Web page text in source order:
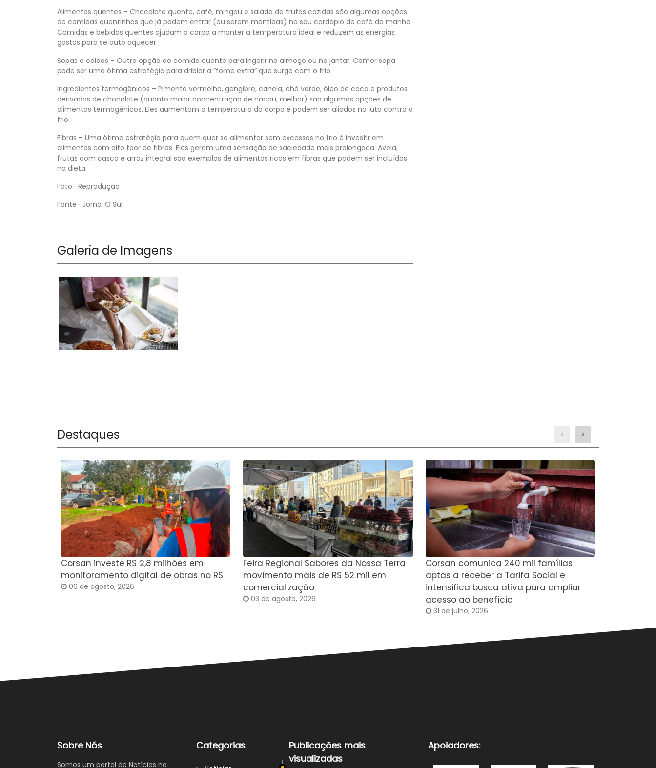
Alimentos quentes – Chocolate quente, café, mingau e salada de frutas cozidas são algumas opções
de comidas quentinhas que já podem entrar (ou serem mantidas) no seu cardápio de café da manhã.
Comidas e bebidas quentes ajudam o corpo a manter a temperatura ideal e reduzem as energias
gastas para se auto aquecer.
Sopas e caldos – Outra opção de comida quente para ingerir no almoço ou no jantar. Comer sopa
pode ser uma ótima estratégia para driblar a “fome extra” que surge com o frio.
Ingredientes termogênicos – Pimenta vermelha, gengibre, canela, chá verde, óleo de coco e produtos
derivados de chocolate (quanto maior concentração de cacau, melhor) são algumas opções de
alimentos termogênicos. Eles aumentam a temperatura do corpo e podem ser aliados na luta contra o
frio.
Fibras – Uma ótima estratégia para quem quer se alimentar sem excessos no frio é investir em
alimentos com alto teor de fibras. Eles geram uma sensação de saciedade mais prolongada. Aveia,
frutas com casca e arroz integral são exemplos de alimentos ricos em fibras que podem ser incluídos
na dieta.
Foto- Reprodução
Fonte- Jornal O Sul
Galeria de Imagens
Destaques
Corsan investe R$ 2,8 milhões em
monitoramento digital de obras no RS
06 de agosto, 2026
Feira Regional Sabores da Nossa Terra
movimento mais de R$ 52 mil em
comercialização
03 de agosto, 2026
Corsan comunica 240 mil famílias
aptas a receber a Tarifa Social e
intensifica busca ativa para ampliar
acesso ao benefício
31 de julho, 2026
Sobre Nós
Somos um portal de Notícias na
Categorias
Publicações mais
visualizadas
Apoiadores: